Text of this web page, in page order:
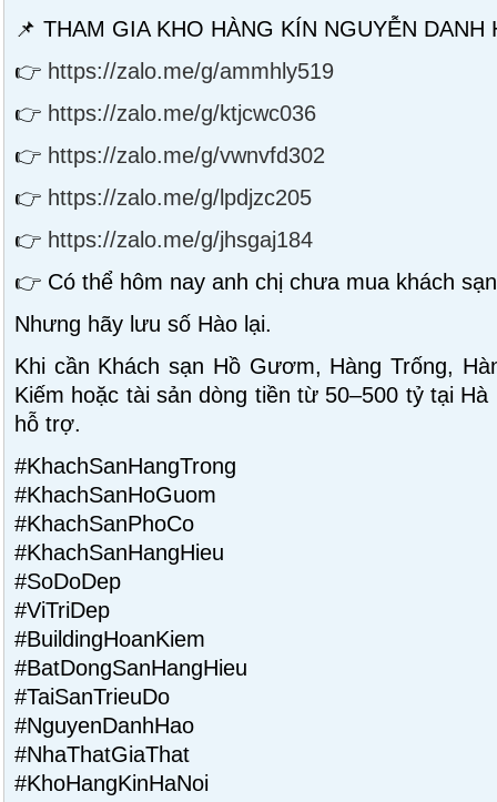
📌 THAM GIA KHO HÀNG KÍN NGUYỄN DANH
👉 https://zalo.me/g/ammhly519
👉 https://zalo.me/g/ktjcwc036
👉 https://zalo.me/g/vwnvfd302
👉 https://zalo.me/g/lpdjzc205
👉 https://zalo.me/g/jhsgaj184
👉 Có thể hôm nay anh chị chưa mua khách
Nhưng hãy lưu số Hào lại.
Khi cần Khách sạn Hồ Gươm, Hàng Trống,
Kiếm hoặc tài sản dòng tiền từ 50–500 tỷ tại Hà
hỗ trợ.
#KhachSanHangTrong
#KhachSanHoGuom
#KhachSanPhoCo
#KhachSanHangHieu
#SoDoDep
#ViTriDep
#BuildingHoanKiem
#BatDongSanHangHieu
#TaiSanTrieuDo
#NguyenDanhHao
#NhaThatGiaThat
#KhoHangKinHaNoi